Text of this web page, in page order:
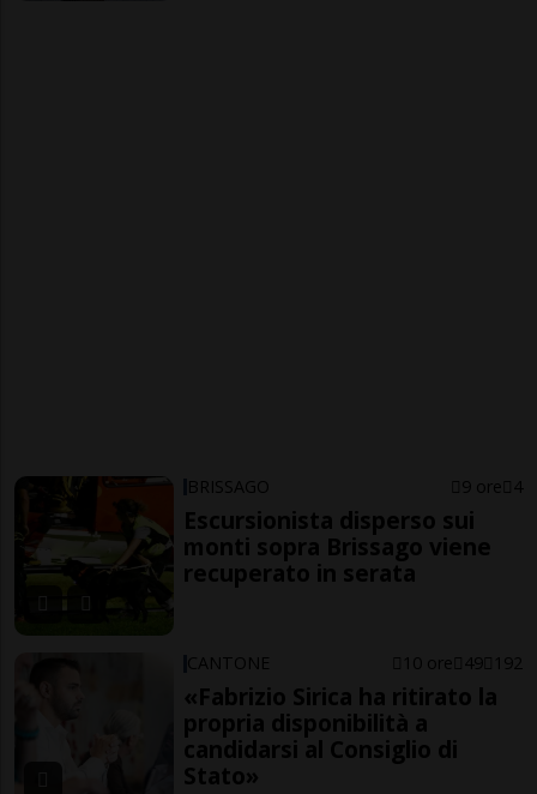
BRISSAGO 9 ore 4
Escursionista disperso sui
monti sopra Brissago viene
recuperato in serata
CANTONE 10 ore 49 192
«Fabrizio Sirica ha ritirato la
propria disponibilità a
candidarsi al Consiglio di
Stato»